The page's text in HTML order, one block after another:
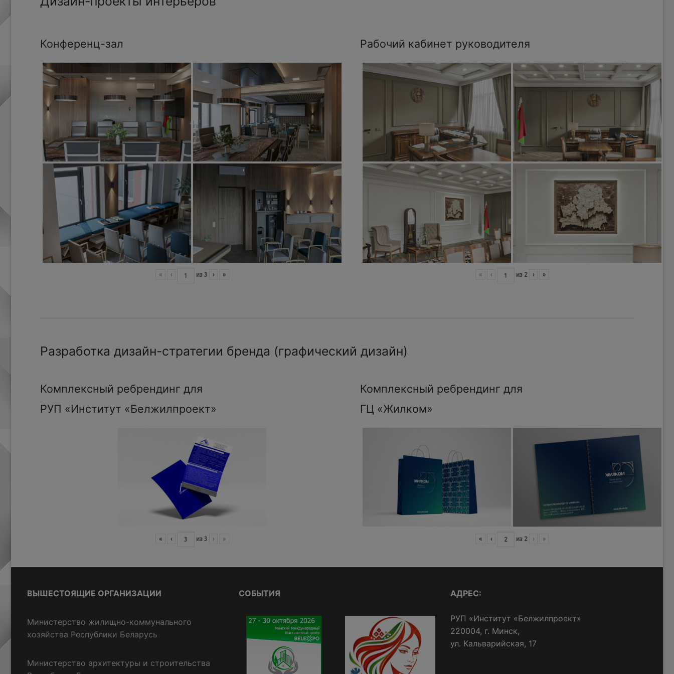
Конференц-зал
« ‹ из 3 › »
Рабочий кабинет руководителя
« ‹ из 2 › »
Разработка дизайн-стратегии бренда (графический дизайн)
Комплексный ребрендинг для
РУП «Институт «Белжилпроект»
« ‹ из 3 › »
Комплексный ребрендинг для
ГЦ «Жилком»
« ‹ из 2 › »
ВЫШЕСТОЯЩИЕ ОРГАНИЗАЦИИ
Министерство жилищно-коммунального
хозяйства Республики Беларусь
Министерство архитектуры и строительства
СОБЫТИЯ АДРЕС:
РУП «Институт «Белжилпроект»
220004, г. Минск,
ул. Кальварийская, 17